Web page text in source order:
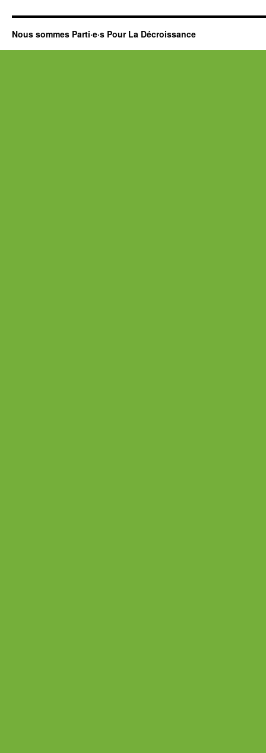
Nous sommes Parti·e·s Pour La Décroissance